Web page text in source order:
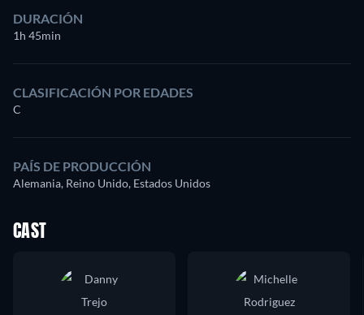
DURACIÓN
1h 45min
CLASIFICACIÓN POR EDADES
C
PAÍS DE PRODUCCIÓN
Alemania, Reino Unido, Estados Unidos
CAST